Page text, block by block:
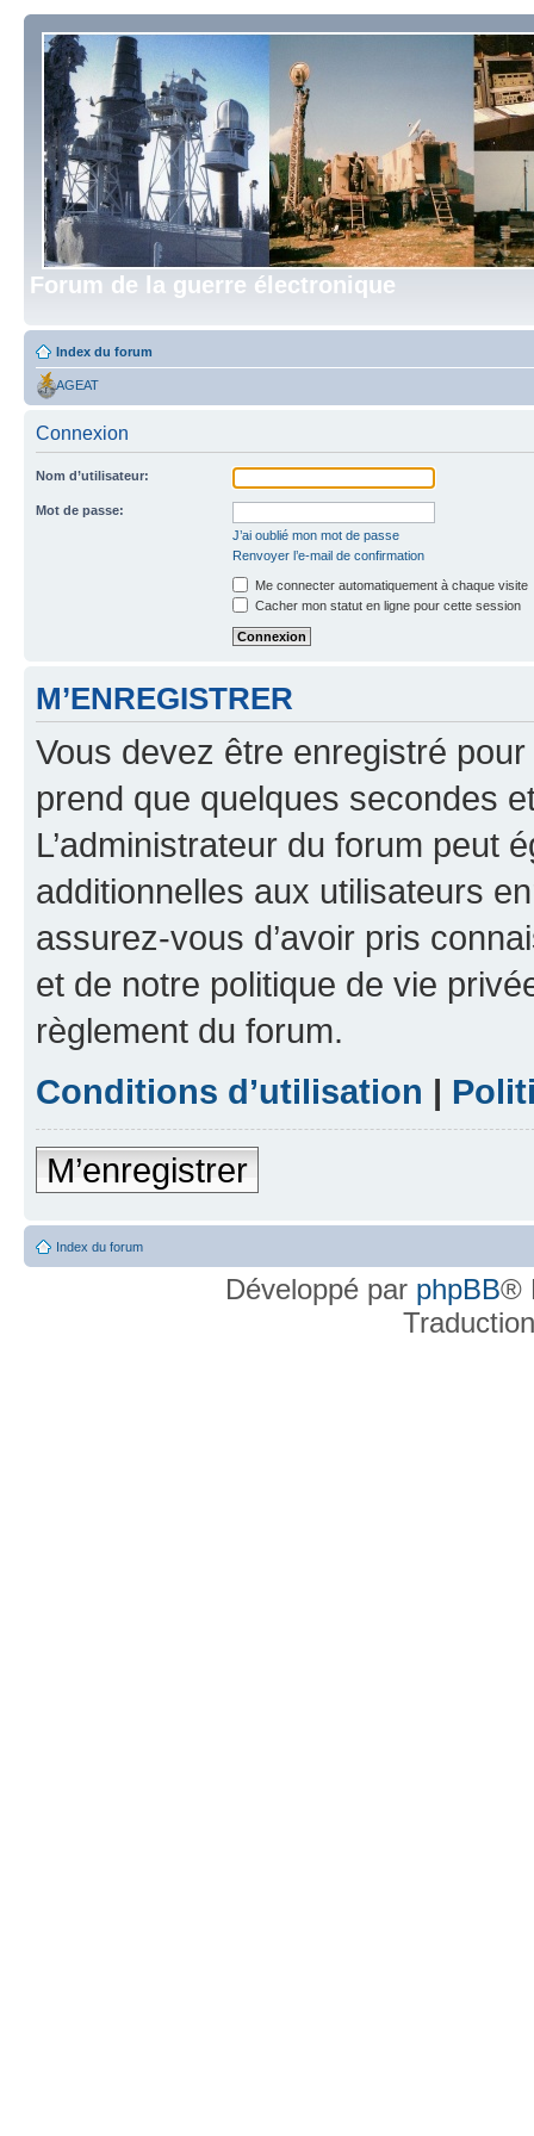
Forum de la guerre électronique
Index du forum
AGEAT
Connexion
Nom d’utilisateur:
Mot de passe:
J’ai oublié mon mot de passe
Renvoyer l’e-mail de confirmation
Me connecter automatiquement à chaque visite
Cacher mon statut en ligne pour cette session
M’ENREGISTRER
Vous devez être enregistré
prend que quelques secondes
L’administrateur du forum peut
additionnelles aux utilisateurs
assurez-vous d’avoir pris
et de notre politique de vie
règlement du forum.
Conditions d’utilisation |
M’enregistrer
Index du forum
Développé par phpBB®